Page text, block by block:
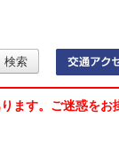
検索
ます。ご迷惑を